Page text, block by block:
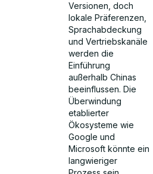
Versionen, doch
lokale Präferenzen,
Sprachabdeckung
und Vertriebskanäle
werden die
Einführung
außerhalb Chinas
beeinflussen. Die
Überwindung
etablierter
Ökosysteme wie
Google und
Microsoft könnte ein
langwieriger